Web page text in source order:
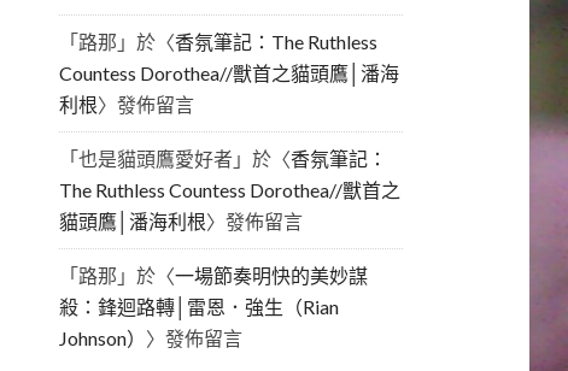
「路那 」於〈香氛筆記：The Ruthless
Countess Dorothea//獸首之貓頭鷹│潘海
利根〉發佈留言
「也是貓頭鷹愛好者 」於〈香氛筆記：
The Ruthless Countess Dorothea//獸首之
貓頭鷹│潘海利根〉發佈留言
「路那 」於〈一場節奏明快的美妙謀
殺：鋒迴路轉│雷恩．強生（Rian
Johnson） 〉發佈留言